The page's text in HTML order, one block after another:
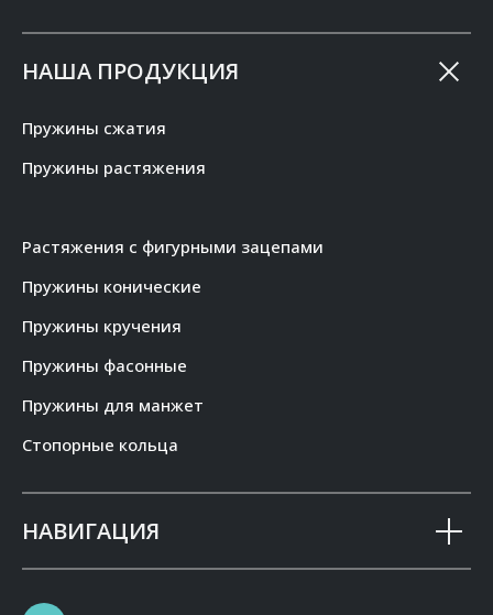
НАША ПРОДУКЦИЯ
Пружины сжатия
Пружины растяжения
Растяжения с фигурными зацепами
Пружины конические
Пружины кручения
Пружины фасонные
Пружины для манжет
Стопорные кольца
НАВИГАЦИЯ